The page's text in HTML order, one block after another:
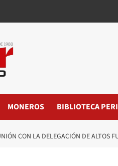
MONEROS BIBLIOTECA
CON LA DELEGACIÓN DE ALTOS